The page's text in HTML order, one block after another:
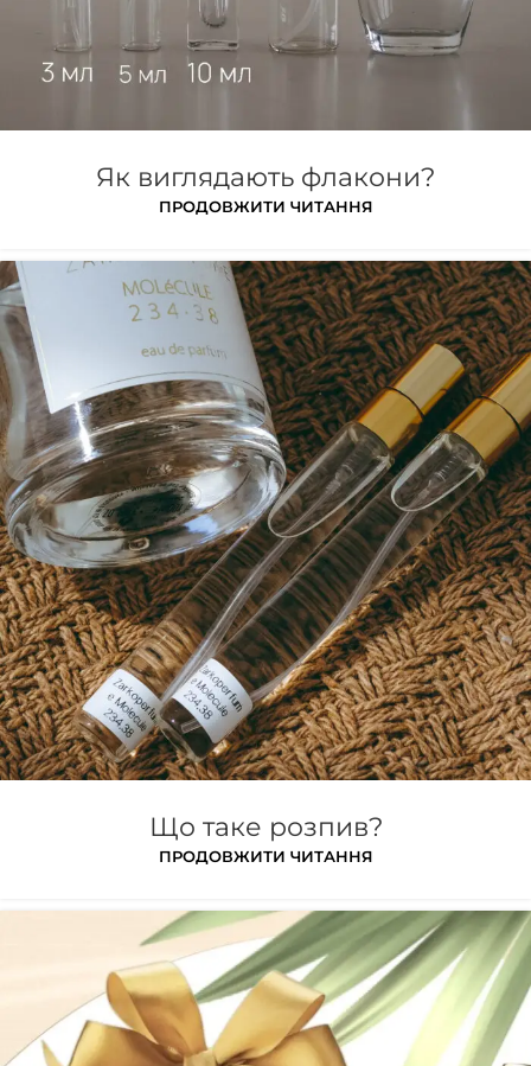
Як виглядають флакони?
ПРОДОВЖИТИ ЧИТАННЯ
Що таке розпив?
ПРОДОВЖИТИ ЧИТАННЯ